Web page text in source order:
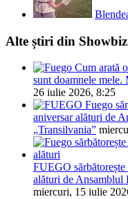
Alte știri din
Cum arată
sunt doamnele mele.
26 iulie 2026, 8:25
Fuego
aniversar alături de
„Transilvania”
FUEGO
alături de Ansamblul
miercuri, 15 iulie